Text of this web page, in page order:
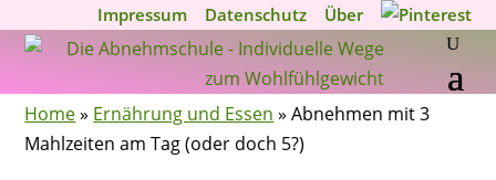
Impressum Datenschutz Über
Home» Ernährung und Essen »Abnehmen mit 3
Mahlzeiten am Tag (oder doch 5?)